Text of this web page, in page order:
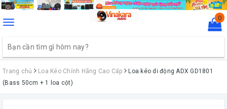
Toggle
0
Trang chủ Loa Kéo Chính Hãng Cao Cấp
Loa kéo di động ADX GD1801
(Bass 50cm + 1 loa cột)